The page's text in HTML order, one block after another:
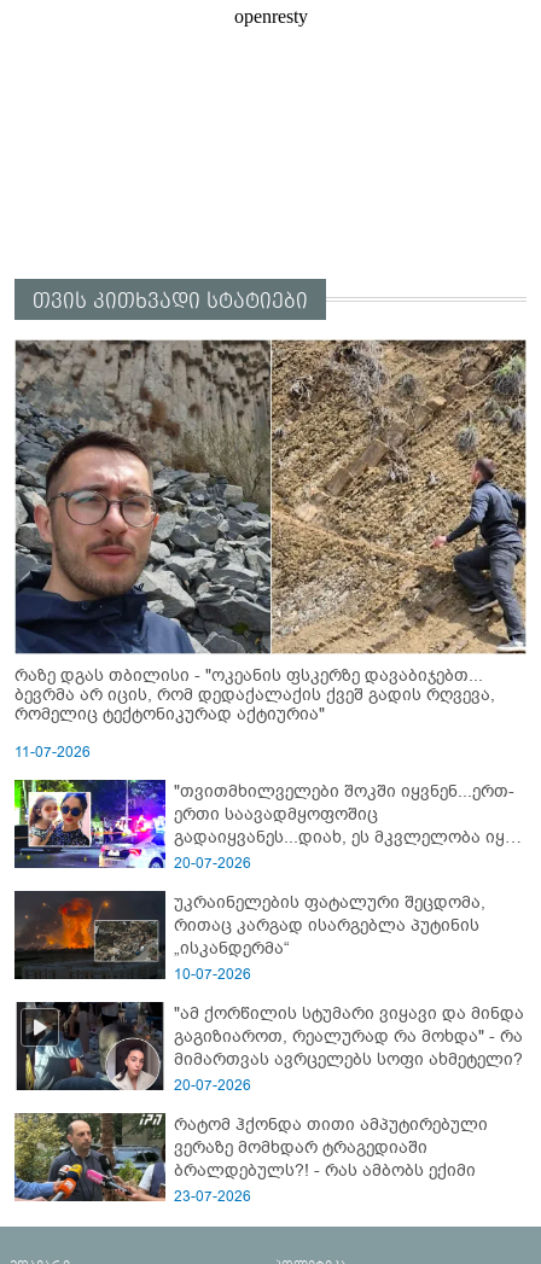
თვის კითხვადი სტატიები
რაზე დგას თბილისი - "ოკეანის ფსკერზე დავაბიჯებთ...
ბევრმა არ იცის, რომ დედაქალაქის ქვეშ გადის რღვევა,
რომელიც ტექტონიკურად აქტიურია"
11-07-2026
"თვითმხილველები შოკში იყვნენ...ერთ-
ერთი საავადმყოფოშიც
გადაიყვანეს...დიახ, ეს მკვლელობა იყო"
- გორში დატრიალებული ტრაგედიის
20-07-2026
უკრაინელების ფატალური შეცდომა,
რითაც კარგად ისარგებლა პუტინის
„ისკანდერმა“
10-07-2026
"ამ ქორწილის სტუმარი ვიყავი და მინდა
გაგიზიაროთ, რეალურად რა მოხდა" - რა
მიმართვას ავრცელებს სოფი ახმეტელი?
20-07-2026
რატომ ჰქონდა თითი ამპუტირებული
ვერაზე მომხდარ ტრაგედიაში
ბრალდებულს?! - რას ამბობს ექიმი
23-07-2026